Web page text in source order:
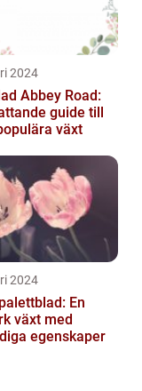
2024
Abbey Road:
guide till
växt
2024
En
växt med
egenskaper